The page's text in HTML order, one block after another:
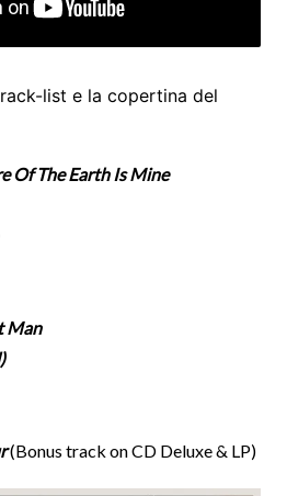
list e la copertina del
Of The Earth Is Mine
Man
(Bonus track on CD Deluxe & LP)